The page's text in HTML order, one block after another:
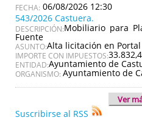
06/08/2026 12:30
543/2026 Castuera.
DESCRIPCIÓN:Mobiliario para
Fuente
ASUNTO:Alta licitación en Portal
IMPORTE CON IMPUESTOS:
ENTIDAD:Ayuntamiento de
ORGANISMO: Ayuntamiento de
Ver
Suscribirse al RSS